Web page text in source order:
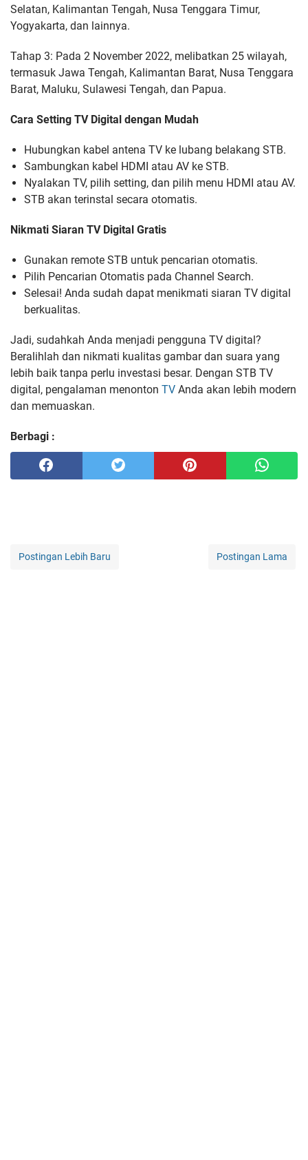
Selatan, Kalimantan Tengah, Nusa Tenggara Timur,
Yogyakarta, dan lainnya.
Tahap 3: Pada 2 November 2022, melibatkan 25 wilayah,
termasuk Jawa Tengah, Kalimantan Barat, Nusa Tenggara
Barat, Maluku, Sulawesi Tengah, dan Papua.
Cara Setting TV Digital dengan Mudah
Hubungkan kabel antena TV ke lubang belakang STB.
Sambungkan kabel HDMI atau AV ke STB.
Nyalakan TV, pilih setting, dan pilih menu HDMI atau AV.
STB akan terinstal secara otomatis.
Nikmati Siaran TV Digital Gratis
Gunakan remote STB untuk pencarian otomatis.
Pilih Pencarian Otomatis pada Channel Search.
Selesai! Anda sudah dapat menikmati siaran TV digital
berkualitas.
Jadi, sudahkah Anda menjadi pengguna TV digital?
Beralihlah dan nikmati kualitas gambar dan suara yang
lebih baik tanpa perlu investasi besar. Dengan STB TV
digital, pengalaman menonton TV Anda akan lebih modern
dan memuaskan.
Berbagi :
Postingan Lebih Baru Postingan Lama